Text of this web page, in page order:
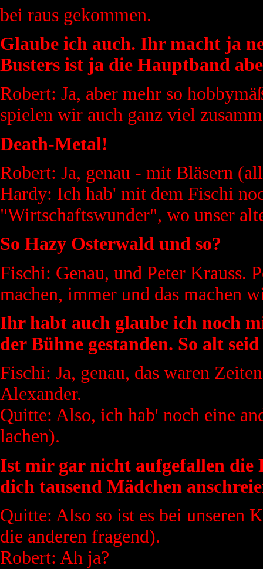
bei raus gekommen.
Glaube ich auch. Ihr macht ja
Busters ist ja die Hauptband
Robert: Ja, aber mehr so
spielen wir auch ganz viel
Death-Metal!
Robert: Ja, genau - mit Bläsern
Hardy: Ich hab' mit dem Fischi
"Wirtschaftswunder", wo unser
So Hazy Osterwald und so?
Fischi: Genau, und Peter Krauss.
machen, immer und das machen
Ihr habt auch glaube ich noch
der Bühne gestanden. So alt
Fischi: Ja, genau, das waren
Alexander.
Quitte: Also, ich hab' noch eine
lachen).
Ist mir gar nicht aufgefallen die
dich tausend Mädchen
Quitte: Also so ist es bei unseren
die anderen fragend).
Robert: Ah ja?